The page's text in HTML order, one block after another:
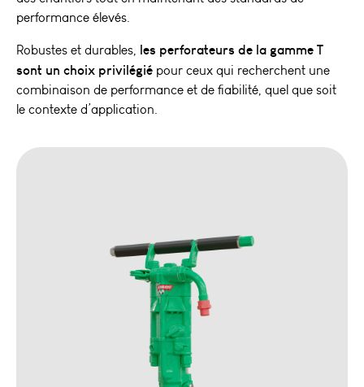
performance élevés.
Robustes et durables, les perforateurs de la gamme T
sont un choix privilégié pour ceux qui recherchent une
combinaison de performance et de fiabilité, quel que soit
le contexte d’application.